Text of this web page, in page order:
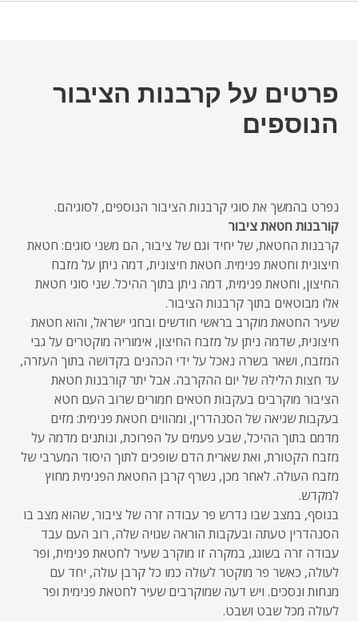
פרטים על קרבנות הציבור
הנוספים
נפרט בהמשך את סוגי קרבנות הציבור הנוספים, לסוגיהם.
קורבנות חטאת ציבור
קרבנות החטאת, של יחיד וגם של ציבור, הם משני סוגים: חטאת
חיצונית וחטאת פנימית. חטאת חיצונית, דמה ניתן על מזבח
החיצון, וחטאת פנימית, דמה ניתן בתוך ההיכל. שני סוגי חטאת
אלו מבוטאים בתוך קרבנות הציבור.
שעיר החטאת מוקרב בראשי חודשים ובחגי ישראל, והוא חטאת
חיצונית, שדמה ניתן על מזבח החיצון, אימוריה מוקטרים על גבי
המזבח, ושאר בשרה נאכל על ידי הכהנים בקדושה בתוך העזרה,
עד חצות הלילה של יום ההקרבה. אבל יתר קורבנות חטאת
הציבור מוקרבים בעקבות חטאים חמורים שרוב העם חטא
בעקבות שגיאה של הסנהדרין, ומהווים חטאת פנימית: מזים
מדמם בתוך ההיכל, שבע פעמים על הפרוכת, ונותנים מדמה על
מזבח הקטורת, ואת שארית הדם שופכים לתוך היסוד המערבי של
מזבח העולה. לאחר מכן, נשרף קרבן החטאת הפנימית מחוץ
למקדש.
בנוסף, במצב שבו נדרש פר עבודה זרה של ציבור, שהוא מצב בו
הסנהדרין טעתה ובעקבות הוראה שגויה שלה, רוב העם עבד
עבודה זרה בשוגג, במקרה זו מוקרב שעיר לחטאת פנימית, ופר
לעולה, כאשר פר מוקטר לעולה כמו כל קרבן עולה, יחד עם
מנחות ונסכים. ויש דעה שמוקרבים שעיר לחטאת פנימית ופר
לעולה מכל שבט ושבט.